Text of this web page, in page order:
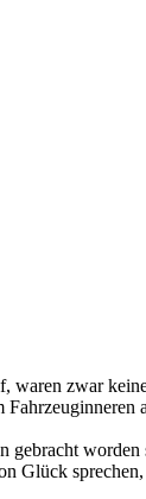
waren zwar
gebracht
Glück sprechen,